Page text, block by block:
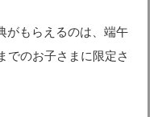
がもらえるのは、端午
でのお子さまに限定さ